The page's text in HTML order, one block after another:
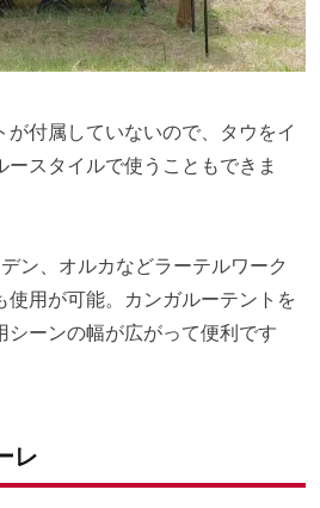
付属していないので、タウをイ
スタイルで使うこともできま
ン、オルカなどラーテルワーク
使用が可能。カンガルーテントを
ーンの幅が広がって便利です
レ